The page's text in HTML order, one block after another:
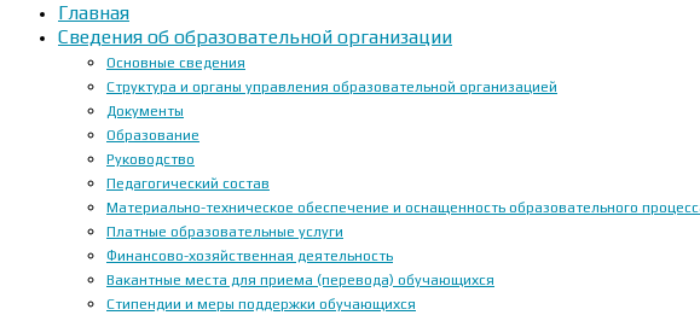
Главная
Сведения об образовательной организации
Основные сведения
Структура и органы управления образовательной организацией
Документы
Образование
Руководство
Педагогический состав
Материально-техническое обеспечение и оснащенность образовательного
Платные образовательные услуги
Финансово-хозяйственная деятельность
Вакантные места для приема (перевода) обучающихся
Стипендии и меры поддержки обучающихся